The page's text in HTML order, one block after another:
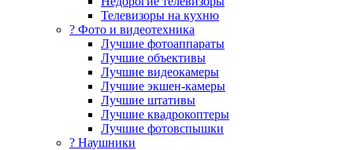
Телевизоры на кухню
? Фото и видеотехника
Лучшие фотоаппараты
Лучшие объективы
Лучшие видеокамеры
Лучшие экшен-камеры
Лучшие штативы
Лучшие квадрокоптеры
Лучшие фотовспышки
? Наушники